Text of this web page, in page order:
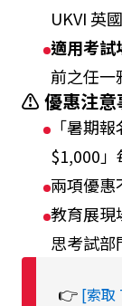
UKVI 英
適用考試
前之任一
⚠️ 優惠注意
「暑期
$1,000
兩項優惠
教育展現
思考試部
👉 [索取